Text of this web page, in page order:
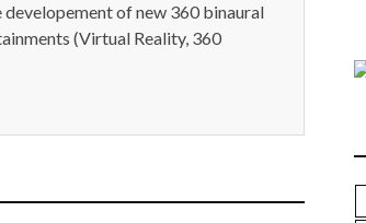
of new 360 binaural
(Virtual Reality, 360